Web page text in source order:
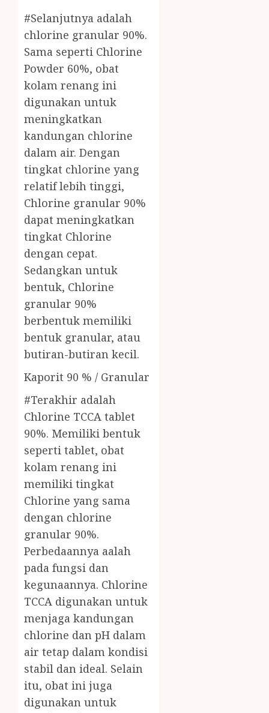
#Selanjutnya adalah
chlorine granular 90%.
Sama seperti Chlorine
Powder 60%, obat
kolam renang ini
digunakan untuk
meningkatkan
kandungan chlorine
dalam air. Dengan
tingkat chlorine yang
relatif lebih tinggi,
Chlorine granular 90%
dapat meningkatkan
tingkat Chlorine
dengan cepat.
Sedangkan untuk
bentuk, Chlorine
granular 90%
berbentuk memiliki
bentuk granular, atau
butiran-butiran kecil.
Kaporit 90 % / Granular
#Terakhir adalah
Chlorine TCCA tablet
90%. Memiliki bentuk
seperti tablet, obat
kolam renang ini
memiliki tingkat
Chlorine yang sama
dengan chlorine
granular 90%.
Perbedaannya aalah
pada fungsi dan
kegunaannya. Chlorine
TCCA digunakan untuk
menjaga kandungan
chlorine dan pH dalam
air tetap dalam kondisi
stabil dan ideal. Selain
itu, obat ini juga
digunakan untuk